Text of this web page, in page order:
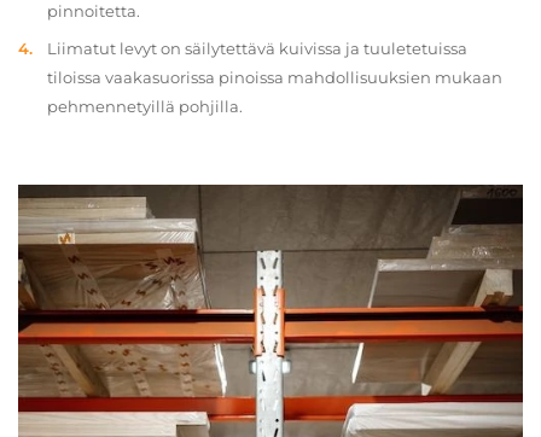
pinnoitetta.
Liimatut levyt on säilytettävä kuivissa ja tuuletetuissa
tiloissa vaakasuorissa pinoissa mahdollisuuksien mukaan
pehmennetyillä pohjilla.